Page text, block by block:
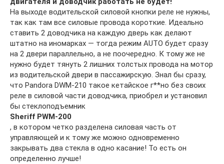
На выходе водительской силовой кнопки реле не нужны,
так как там все силовые провода короткие. Идеально
ставить 2 доводчика на каждую дверь как делают
штатно на иномарках — тогда режим AUTO будет сразу
на 2 двери параллельно, а не поочередно. К тому же не
нужно будет тянуть 2 лишних толстых провода на мотор
из водительской двери в пассажирскую. Знал бы сразу,
что Pandora DWM-210 такое кетайское г**но без своих
реле в силовой части доводчика, приобрел и установил
бы стеклоподъемник
Sheriff PWM-200
, в котором четко разделена силовая часть от
управляющей и к тому же можно одновременно
закрывать два стекла в одно касание! То есть он
определенно лучше!